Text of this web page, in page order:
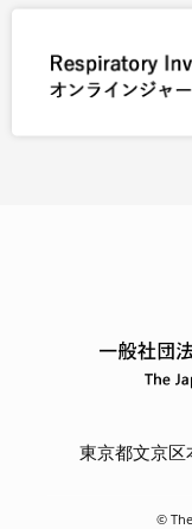
東京都文京
©